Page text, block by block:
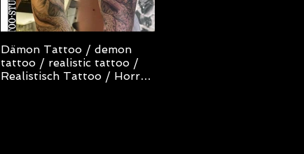
Dämon Tattoo / demon
tattoo / realistic tattoo /
Realistisch Tattoo / Horror